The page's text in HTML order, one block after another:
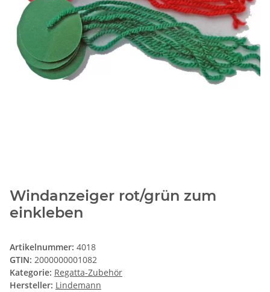
Windanzeiger rot/grün zum
einkleben
Artikelnummer: 4018
GTIN: 2000000001082
Kategorie: Regatta-Zubehör
Hersteller: Lindemann